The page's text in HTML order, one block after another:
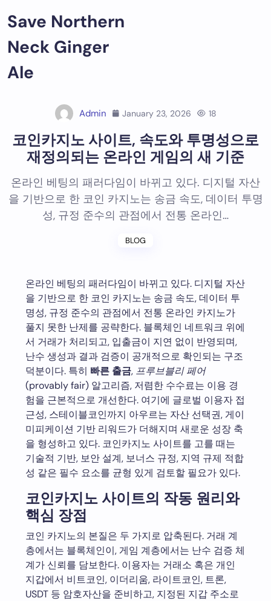
toSave Northern
Neck Ginger
Ale
Admin January 23, 2026 18
코인카지노 사이트, 속도와 투명성으로
재정의되는 온라인 게임의 새 기준
온라인 베팅의 패러다임이 바뀌고 있다. 디지털 자산
을 기반으로 한 코인 카지노는 송금 속도, 데이터 투명
성, 규정 준수의 관점에서 전통 온라인…
BLOG
온라인 베팅의 패러다임이 바뀌고 있다. 디지털 자산
을 기반으로 한 코인 카지노는 송금 속도, 데이터 투
명성, 규정 준수의 관점에서 전통 온라인 카지노가
풀지 못한 난제를 공략한다. 블록체인 네트워크 위에
서 거래가 처리되고, 입출금이 지연 없이 반영되며,
난수 생성과 결과 검증이 공개적으로 확인되는 구조
덕분이다. 특히 빠른 출금, 프루브블리 페어
(provably fair) 알고리즘, 저렴한 수수료는 이용 경
험을 근본적으로 개선한다. 여기에 글로벌 이용자 접
근성, 스테이블코인까지 아우르는 자산 선택권, 게이
미피케이션 기반 리워드가 더해지며 새로운 성장 축
을 형성하고 있다. 코인카지노 사이트를 고를 때는
기술적 기반, 보안 설계, 보너스 규정, 지역 규제 적합
성 같은 필수 요소를 균형 있게 검토할 필요가 있다.
코인카지노 사이트의 작동 원리와
핵심 장점
코인 카지노의 본질은 두 가지로 압축된다. 거래 계
층에서는 블록체인이, 게임 계층에서는 난수 검증 체
계가 신뢰를 담보한다. 이용자는 거래소 혹은 개인
지갑에서 비트코인, 이더리움, 라이트코인, 트론,
USDT 등 암호자산을 준비하고, 지정된 지갑 주소로